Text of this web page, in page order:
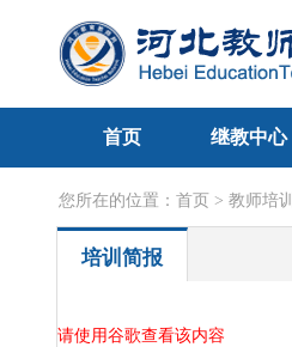
首页 继教中心
您所在的位置： 首页 > 教师培训
培训简报
请使用谷歌查看该内容